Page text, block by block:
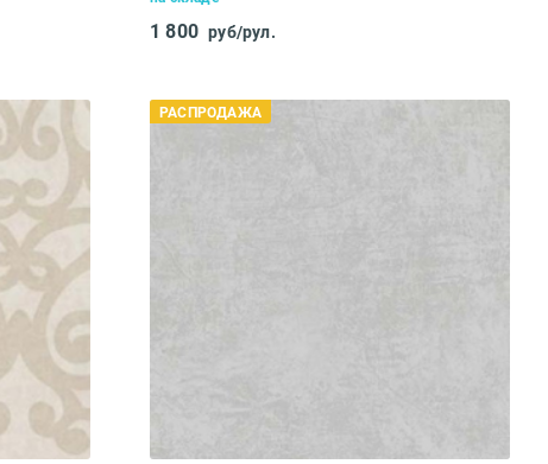
1 800 руб/рул.
РАСПРОДАЖА